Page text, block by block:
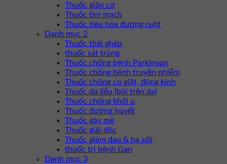
Thuốc giãn cơ
Thuốc tim mạch
Thuốc tiêu hóa đường ruột
Danh mục 2
Thuốc thải ghép
thuốc sát trùng
Thuốc chống bệnh Parkinson
Thuốc chống bệnh truyền nhiễm
Thuốc chống co giật, động kinh
Thuốc da liễu (bôi trên da)
Thuốc chống khối u
Thuốc đường huyết
Thuốc gây mê
Thuốc giải độc
Thuốc giảm đau & hạ sốt
thuốc trị bệnh Gan
Danh mục 3